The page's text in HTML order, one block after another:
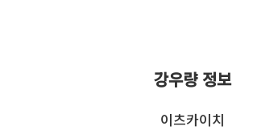
강우량 정보
이츠카이치